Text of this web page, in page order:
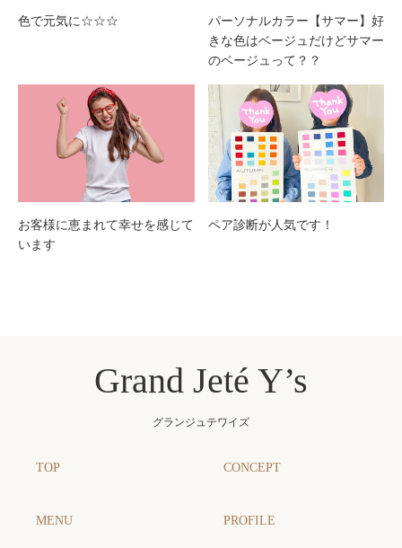
色で元気に☆☆☆
パーソナルカラー【サマー】好
きな色はベージュだけどサマー
のベージュって？？
お客様に恵まれて幸せを感じて
います
ペア診断が人気です！
Grand Jeté Y’s
グランジュテワイズ
TOP CONCEPT
MENU PROFILE